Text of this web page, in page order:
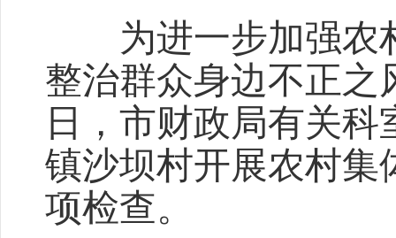
为进一步加强农村
整治群众身边不正之
日，市财政局有关
镇沙坝村开展农村集
项检查。